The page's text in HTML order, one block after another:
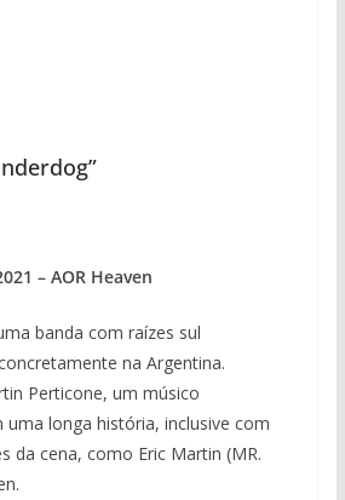
– AOR Heaven
banda com raízes sul
na Argentina.
Perticone, um músico
longa história, inclusive com
da cena, como Eric Martin (MR.